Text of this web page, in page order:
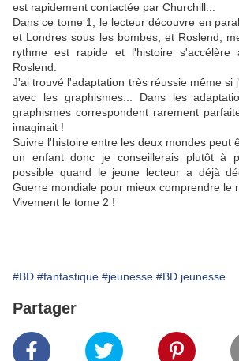
est rapidement contactée par Churchill...
Dans ce tome 1, le lecteur découvre en
et Londres sous les bombes, et Roslend,
rythme est rapide et l'histoire s'accélère
Roslend.
J'ai trouvé l'adaptation très réussie même si
avec les graphismes... Dans les
graphismes correspondent rarement
imaginait !
Suivre l'histoire entre les deux mondes peut
un enfant donc je conseillerais plutôt à
possible quand le jeune lecteur a déjà
Guerre mondiale pour mieux comprendre le
Vivement le tome 2 !
#BD #fantastique #jeunesse #BD jeunesse
Partager